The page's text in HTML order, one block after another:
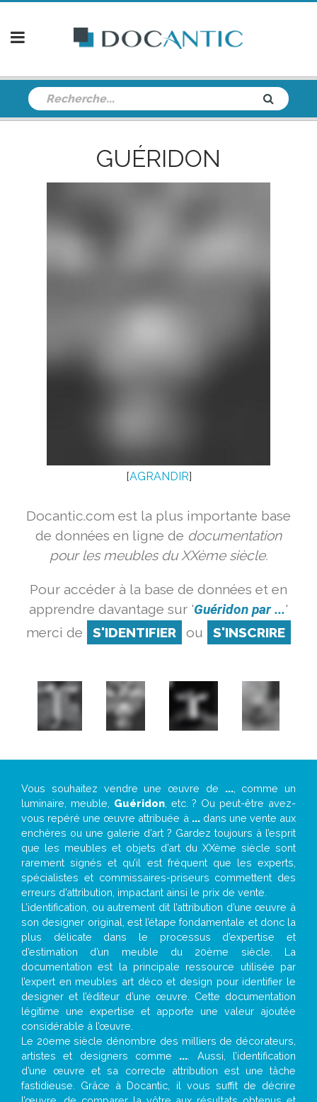
GUÉRIDON
[AGRANDIR]
Docantic.com est la plus importante base
de données en ligne de documentation
pour les meubles du XXème siècle.
Pour accéder à la base de données et en
apprendre davantage sur 'Guéridon par ...'
merci de
S'IDENTIFIER ou S'INSCRIRE
Vous souhaitez vendre une œuvre de ..., comme un
luminaire, meuble, Guéridon, etc. ? Ou peut-être avez-
vous repéré une œuvre attribuée à ...dans une vente aux
enchères ou une galerie d’art ? Gardez toujours à l’esprit
que les meubles et objets d’art du XXème siècle sont
rarement signés et qu’il est fréquent que les experts,
spécialistes et commissaires-priseurs commettent des
erreurs d’attribution, impactant ainsi le prix de vente.
L’identification, ou autrement dit l’attribution d’une œuvre à
son designer original, est l’étape fondamentale et donc la
plus délicate dans le processus d’expertise et
d’estimation d’un meuble du 20ème siècle. La
documentation est la principale ressource utilisée par
l’expert en meubles art déco et design pour identifier le
designer et l’éditeur d’une œuvre. Cette documentation
légitime une expertise et apporte une valeur ajoutée
considérable à l’œuvre.
Le 20eme siècle dénombre des milliers de décorateurs,
artistes et designers comme ... . Aussi, l’identification
d’une œuvre et sa correcte attribution est une tâche
fastidieuse. Grâce à Docantic, il vous suffit de décrire